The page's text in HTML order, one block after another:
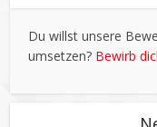
Du willst unsere
umsetzen? Bewirb